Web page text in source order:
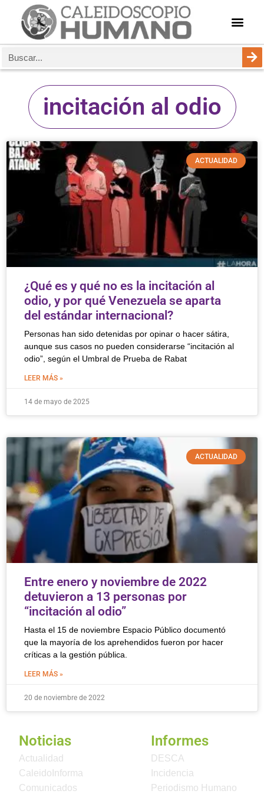
incitación al odio
ACTUALIDAD
¿Qué es y qué no es la incitación al
odio, y por qué Venezuela se aparta
del estándar internacional?
Personas han sido detenidas por opinar o hacer sátira,
aunque sus casos no pueden considerarse “incitación al
odio”, según el Umbral de Prueba de Rabat
LEER MÁS »
14 de mayo de 2025
ACTUALIDAD
Entre enero y noviembre de 2022
detuvieron a 13 personas por
“incitación al odio”
Hasta el 15 de noviembre Espacio Público documentó
que la mayoría de los aprehendidos fueron por hacer
críticas a la gestión pública.
LEER MÁS »
20 de noviembre de 2022
Noticias
Actualidad
CaleidoInforma
Comunicados
Informes
DESCA
Incidencia
Periodismo Humano